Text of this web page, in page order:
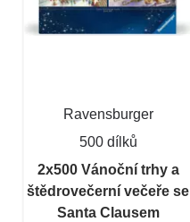
Ravensburger
500 dílků
2x500 Vánoční trhy a
štědrovečerní večeře se
Santa Clausem